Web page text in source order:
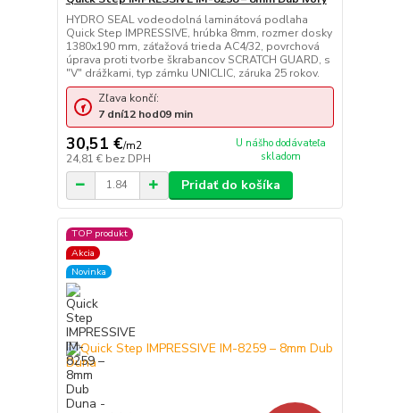
HYDRO SEAL vodeodolná laminátová podlaha
Quick Step IMPRESSIVE, hrúbka 8mm, rozmer dosky
1380x190 mm, záťažová trieda AC4/32, povrchová
úprava proti tvorbe škrabancov SCRATCH GUARD, s
"V" drážkami, typ zámku UNICLIC, záruka 25 rokov.
30,51 €/m2
24,81 € bez DPH
U nášho dodávateľa
skladom
Zľava končí:
7 dní12 hod09 min
Pridať do košíka
TOP produkt
Akcia
Novinka